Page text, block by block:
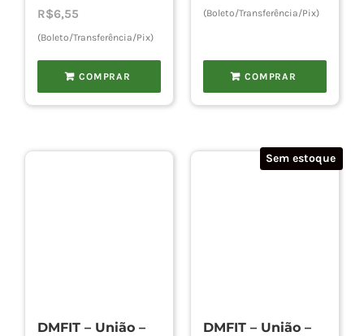
R$6,55
(Boleto/Transferência/Pix)
COMPRAR
(Boleto/Transferência/Pix)
COMPRAR
DMFIT – União –
Sem estoque
DMFIT – União –